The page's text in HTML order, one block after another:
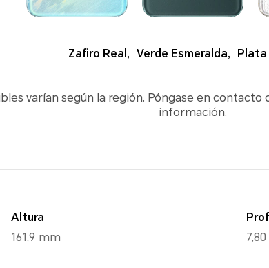
Zafiro Real , Verde Esmeralda, Plata
varían según la región. Póngase en
información.
Altura
161,9 mm